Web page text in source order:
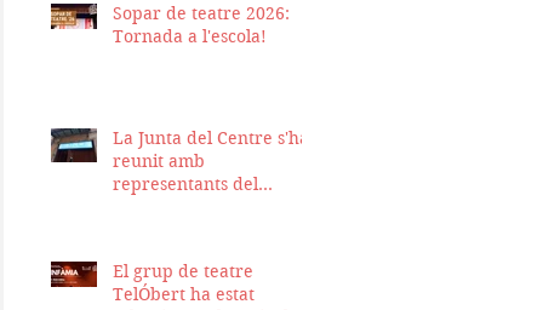
Sopar de teatre 2026:
Tornada a l'escola!
La Junta del Centre s'ha
reunit amb
representants del
nostra seu
El grup de teatre
TelÓbert ha estat